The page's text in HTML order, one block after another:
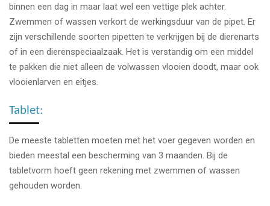
binnen een dag in maar laat wel een vettige plek achter.
Zwemmen of wassen verkort de werkingsduur van de pipet. Er
zijn verschillende soorten pipetten te verkrijgen bij de dierenarts
of in een dierenspeciaalzaak. Het is verstandig om een middel
te pakken die niet alleen de volwassen vlooien doodt, maar ook
vlooienlarven en eitjes.
Tablet:
De meeste tabletten moeten met het voer gegeven worden en
bieden meestal een bescherming van 3 maanden. Bij de
tabletvorm hoeft geen rekening met zwemmen of wassen
gehouden worden.